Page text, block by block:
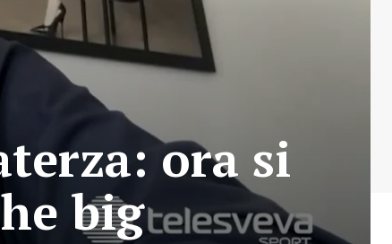
ora si
big